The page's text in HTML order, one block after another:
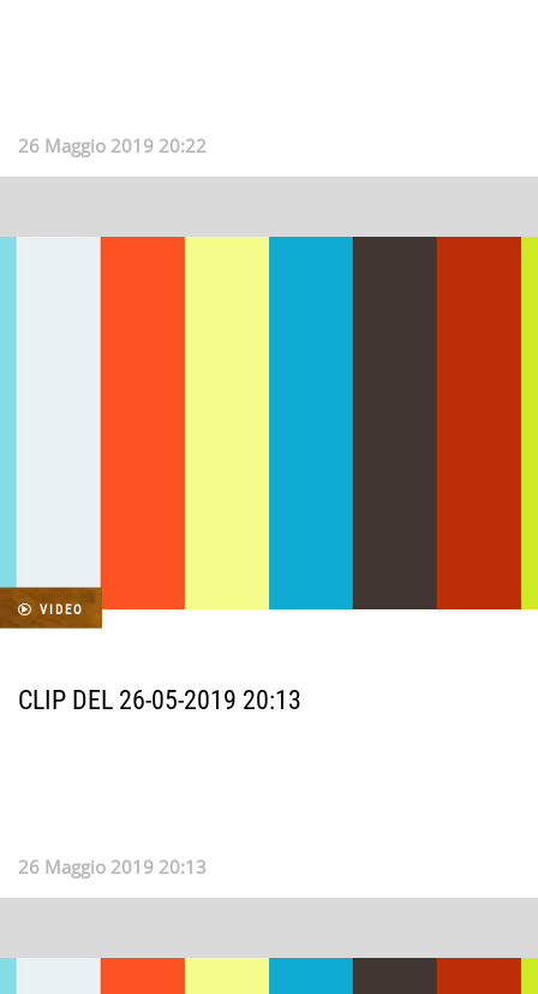
26 Maggio 2019 20:22
VIDEO
CLIP DEL 26-05-2019 20:13
26 Maggio 2019 20:13